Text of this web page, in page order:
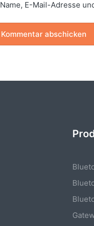
Name, E-Mail-Adresse